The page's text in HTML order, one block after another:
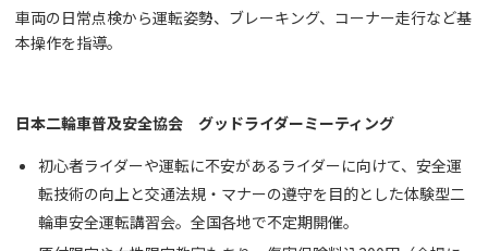
車両の日常点検から運転姿勢、ブレーキング、コーナー走行など基
本操作を指導。
日本二輪車普及安全協会 グッドライダーミーティング
初心者ライダーや運転に不安があるライダーに向けて、安全運
転技術の向上と交通法規・マナーの遵守を目的とした体験型二
輪車安全運転講習会。全国各地で不定期開催。